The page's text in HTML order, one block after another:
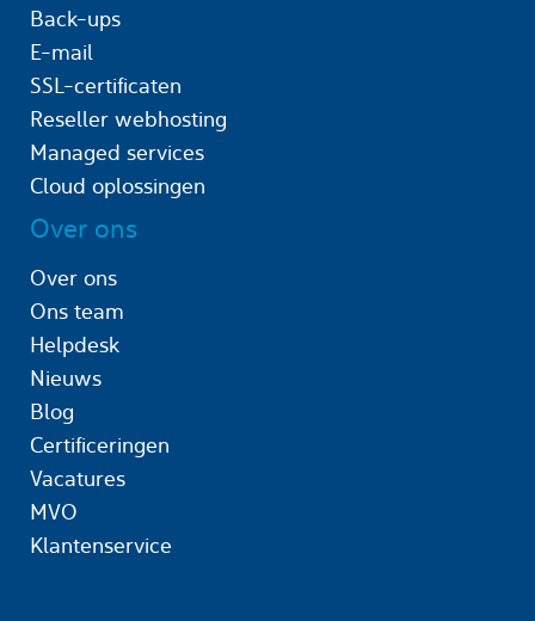
Back-ups
E-mail
SSL-certificaten
Reseller webhosting
Managed services
Cloud oplossingen
Over ons
Over ons
Ons team
Helpdesk
Nieuws
Blog
Certificeringen
Vacatures
MVO
Klantenservice